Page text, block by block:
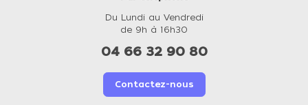
Du Lundi au Vendredi
de 9h à 16h30
04 66 32 90 80
Contactez-nous